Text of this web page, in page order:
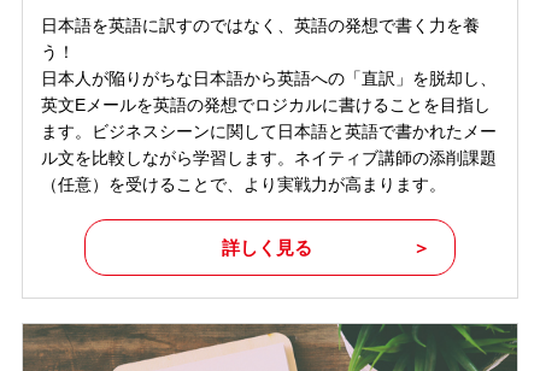
日本語を英語に訳すのではなく、英語の発想で書く力を養
う！
日本人が陥りがちな日本語から英語への「直訳」を脱却し、
英文Eメールを英語の発想でロジカルに書けることを目指し
ます。ビジネスシーンに関して日本語と英語で書かれたメー
ル文を比較しながら学習します。ネイティブ講師の添削課題
（任意）を受けることで、より実戦力が高まります。
詳しく見る